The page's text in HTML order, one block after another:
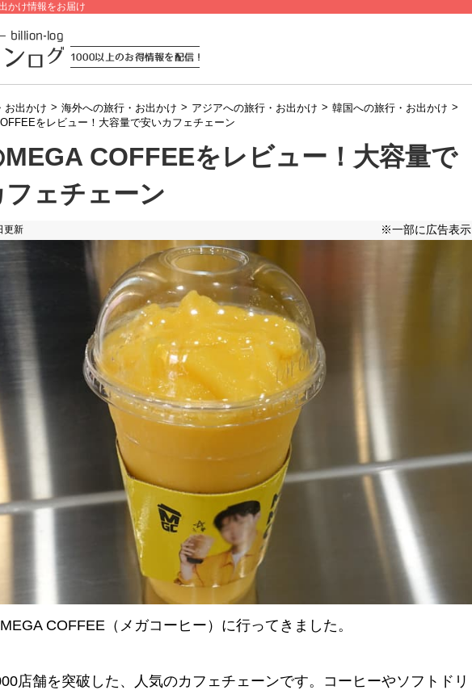
かけ情報をお届け
お出かけ > 海外への旅行・お出かけ > アジアへの旅行・お出かけ > 韓国への旅行・お出かけ >
をレビュー！大容量で安いカフェチェーン
COFFEEをレビュー！大容量で
ェチェーン
更新 ※一部に広告表示
COFFEE（メガコーヒー）に行ってきました。
店舗を突破した、人気のカフェチェーンです。コーヒーやソフトドリ